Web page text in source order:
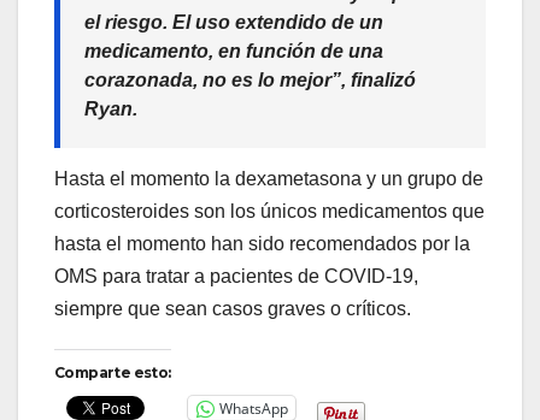
el riesgo. El uso extendido de un
medicamento, en función de una
corazonada, no es lo mejor”, finalizó
Ryan.
Hasta el momento la dexametasona y un grupo de
corticosteroides son los únicos medicamentos que
hasta el momento han sido recomendados por la
OMS para tratar a pacientes de COVID-19,
siempre que sean casos graves o críticos.
Comparte esto:
WhatsApp